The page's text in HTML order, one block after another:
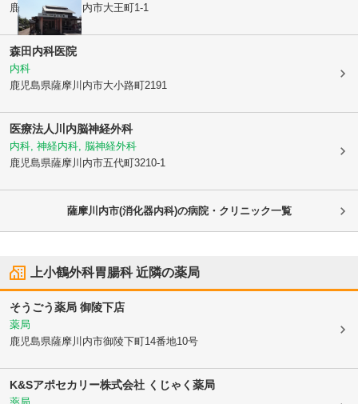
鹿児島県薩摩川内市大王町1-1
森田内科医院
内科
鹿児島県薩摩川内市大小路町2191
医療法人 川内脳神経外科
内科, 神経内科, 脳神経外科
鹿児島県薩摩川内市五代町3210-1
薩摩川内市(消化器内科)の病院・クリニック一覧
上小鶴外科胃腸科近隣の薬局
そうごう薬局 御陵下店
薬局
鹿児島県薩摩川内市御陵下町14番地10号
K&Sアポセカリー株式会社 くじゃく薬局